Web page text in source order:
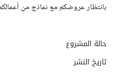
بانتظار عروضكم مع نماذج من
حالة المشروع
تاريخ النشر